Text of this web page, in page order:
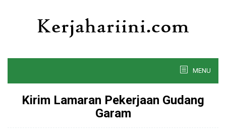
MENU
Kirim Lamaran Pekerjaan Gudang
Garam